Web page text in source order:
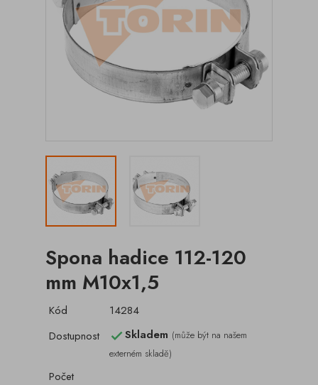
Spona hadice 112-120
mm M10x1,5
Kód
14284
Dostupnost
Skladem (může být na našem
externém skladě)
Počet